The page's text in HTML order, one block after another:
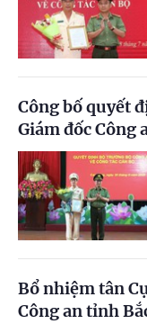
Công bố quyết
Giám đốc Công
Bổ nhiệm tân
Công an tỉnh